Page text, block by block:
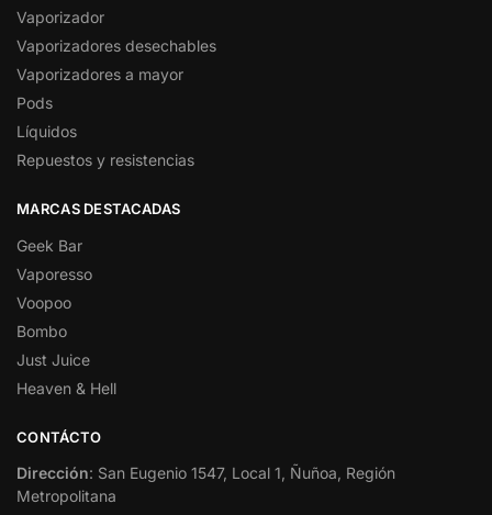
Vaporizador
Vaporizadores desechables
Vaporizadores a mayor
Pods
Líquidos
Repuestos y resistencias
MARCAS DESTACADAS
Geek Bar
Vaporesso
Voopoo
Bombo
Just Juice
Heaven & Hell
CONTÁCTO
Dirección: San Eugenio 1547, Local 1, Ñuñoa, Región
Metropolitana